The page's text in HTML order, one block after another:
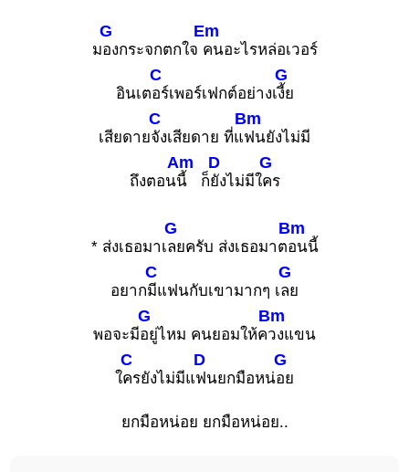
ม
G
องกระจกตกใจ
Em
คนอะไรหล่อเวอร์
อินเต
C
อร์เพอร์เฟกต์อย่างเ
G
งี้ย
เสียดาย
C
จังเสียดาย ที่แ
Bm
ฟนยังไม่มี
ถึงตอน
Am
นี้ ก็
D
ยังไม่มีใ
G
คร
* ส่งเธอมาเ
G
ลยครับ ส่งเธอมาต
Bm
อนนี้
อยาก
C
มีแฟนกับเขามากๆ เ
G
ลย
พอจะมี
G
อยู่ไหม คนยอมให้ค
Bm
วงแขน
ใ
C
ครยังไม่มีแ
D
ฟนยกมือหน่
G
อย
ยกมือหน่อย ยกมือหน่อย..